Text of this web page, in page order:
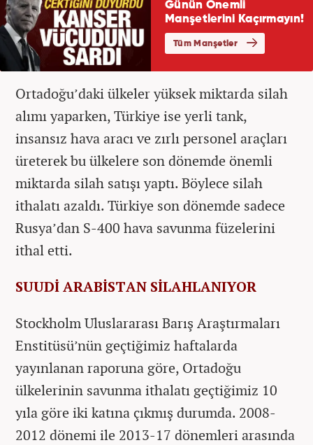
Ortadoğu’daki ülkeler yüksek miktarda silah
alımı yaparken, Türkiye ise yerli tank,
insansız hava aracı ve zırlı personel araçları
üreterek bu ülkelere son dönemde önemli
miktarda silah satışı yaptı. Böylece silah
ithalatı azaldı. Türkiye son dönemde sadece
Rusya’dan S-400 hava savunma füzelerini
ithal etti.
SUUDİ ARABİSTAN SİLAHLANIYOR
Stockholm Uluslararası Barış Araştırmaları
Enstitüsü’nün geçtiğimiz haftalarda
yayınlanan raporuna göre, Ortadoğu
ülkelerinin savunma ithalatı geçtiğimiz 10
yıla göre iki katına çıkmış durumda. 2008-
2012 dönemi ile 2013-17 dönemleri arasında